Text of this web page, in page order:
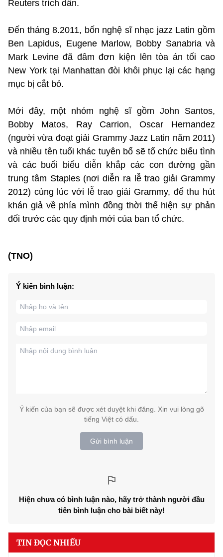
Reuters trích dẫn.
Đến tháng 8.2011, bốn nghệ sĩ nhạc jazz Latin gồm
Ben Lapidus, Eugene Marlow, Bobby Sanabria và
Mark Levine đã đâm đơn kiện lên tòa án tối cao
New York tại Manhattan đòi khôi phục lại các hạng
mục bị cắt bỏ.
Mới đây, một nhóm nghệ sĩ gồm John Santos,
Bobby Matos, Ray Carrion, Oscar Hernandez
(người vừa đoạt giải Grammy Jazz Latin năm 2011)
và nhiều tên tuổi khác tuyên bố sẽ tổ chức biểu tình
và các buổi biểu diễn khắp các con đường gần
trung tâm Staples (nơi diễn ra lễ trao giải Grammy
2012) cùng lúc với lễ trao giải Grammy, để thu hút
khán giả về phía mình đồng thời thể hiện sự phản
đối trước các quy định mới của ban tổ chức.
(TNO)
Ý kiến bình luận:
Ý kiến của bạn sẽ được xét duyệt khi đăng. Xin vui lòng gõ
tiếng Việt có dấu.
Gửi bình luận
Hiện chưa có bình luận nào, hãy trở thành người đầu
tiên bình luận cho bài biết này!
TIN ĐỌC NHIỀU